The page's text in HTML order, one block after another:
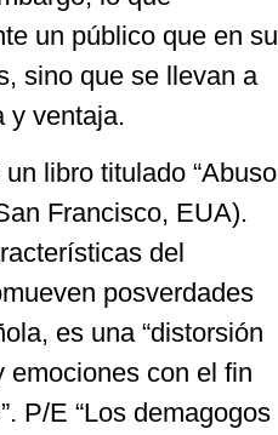
un público que en su
sino que se llevan a
y ventaja.
libro titulado “Abuso
Francisco, EUA).
del
posverdades
es una “distorsión
emociones con el fin
P/E “Los demagogos